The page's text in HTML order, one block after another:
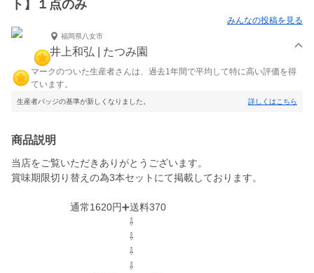
ト】１点のみ
みんなの投稿を見る
福岡県八女市
井上和弘 | たつみ園
マークのついた生産者さんは、過去1年間で平均して特に高い評価を得
ています。
生産者バッジの基準が新しくなりました。 詳しくはこちら
商品説明
当店をご覧いただきありがとうございます。
賞味期限切り替えの為3本セットにて掲載しております。
通常1620円➕送料370
⇩
⇩
⇩
⇩